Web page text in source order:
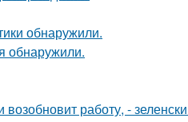
обнаружили.
обнаружили.
работу, -